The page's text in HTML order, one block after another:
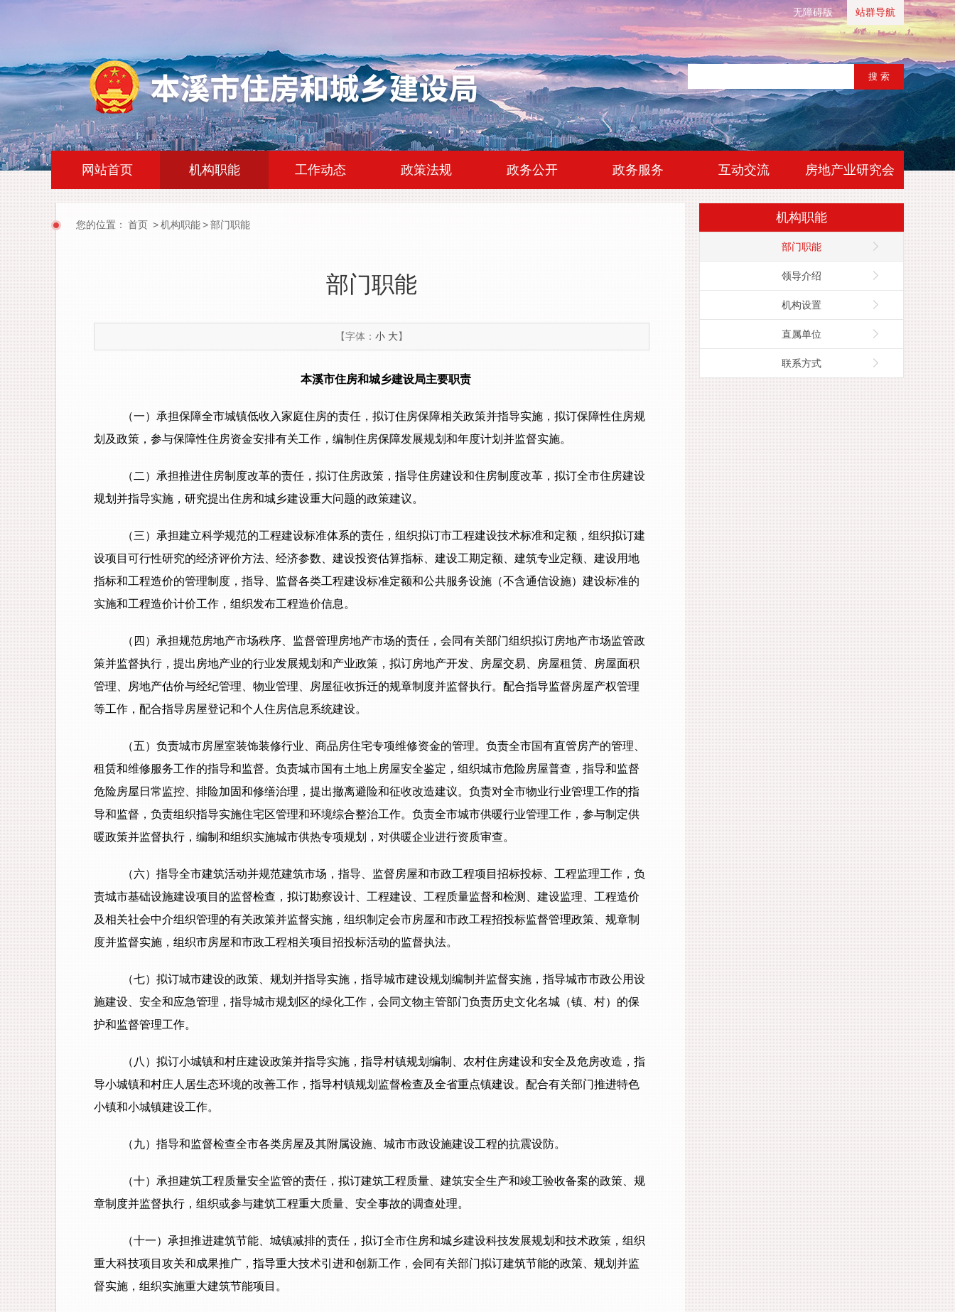
无障碍版 站群导航
网站首页 机构职能 工作动态 政策法规 政务公开 政务服务 互动交流 房地产业研究会
机构职能
部门职能
领导介绍
机构设置
直属单位
联系方式
您的位置： 首页 >机构职能>部门职能
部门职能
【字体： 小 大】
本溪市住房和城乡建设局主要职责
（一）承担保障全市城镇低收入家庭住房的责任，拟订住房保障相关政策并指导实施，拟订保障性住房规
划及政策，参与保障性住房资金安排有关工作，编制住房保障发展规划和年度计划并监督实施。
（二）承担推进住房制度改革的责任，拟订住房政策，指导住房建设和住房制度改革，拟订全市住房建设
规划并指导实施，研究提出住房和城乡建设重大问题的政策建议。
（三）承担建立科学规范的工程建设标准体系的责任，组织拟订市工程建设技术标准和定额，组织拟订建
设项目可行性研究的经济评价方法、经济参数、建设投资估算指标、建设工期定额、建筑专业定额、建设用地
指标和工程造价的管理制度，指导、监督各类工程建设标准定额和公共服务设施（不含通信设施）建设标准的
实施和工程造价计价工作，组织发布工程造价信息。
（四）承担规范房地产市场秩序、监督管理房地产市场的责任，会同有关部门组织拟订房地产市场监管政
策并监督执行，提出房地产业的行业发展规划和产业政策，拟订房地产开发、房屋交易、房屋租赁、房屋面积
管理、房地产估价与经纪管理、物业管理、房屋征收拆迁的规章制度并监督执行。配合指导监督房屋产权管理
等工作，配合指导房屋登记和个人住房信息系统建设。
（五）负责城市房屋室装饰装修行业、商品房住宅专项维修资金的管理。负责全市国有直管房产的管理、
租赁和维修服务工作的指导和监督。负责城市国有土地上房屋安全鉴定，组织城市危险房屋普查，指导和监督
危险房屋日常监控、排险加固和修缮治理，提出撤离避险和征收改造建议。负责对全市物业行业管理工作的指
导和监督，负责组织指导实施住宅区管理和环境综合整治工作。负责全市城市供暖行业管理工作，参与制定供
暖政策并监督执行，编制和组织实施城市供热专项规划，对供暖企业进行资质审查。
（六）指导全市建筑活动并规范建筑市场，指导、监督房屋和市政工程项目招标投标、工程监理工作，负
责城市基础设施建设项目的监督检查，拟订勘察设计、工程建设、工程质量监督和检测、建设监理、工程造价
及相关社会中介组织管理的有关政策并监督实施，组织制定会市房屋和市政工程招投标监督管理政策、规章制
度并监督实施，组织市房屋和市政工程相关项目招投标活动的监督执法。
（七）拟订城市建设的政策、规划并指导实施，指导城市建设规划编制并监督实施，指导城市市政公用设
施建设、安全和应急管理，指导城市规划区的绿化工作，会同文物主管部门负责历史文化名城（镇、村）的保
护和监督管理工作。
（八）拟订小城镇和村庄建设政策并指导实施，指导村镇规划编制、农村住房建设和安全及危房改造，指
导小城镇和村庄人居生态环境的改善工作，指导村镇规划监督检查及全省重点镇建设。配合有关部门推进特色
小镇和小城镇建设工作。
（九）指导和监督检查全市各类房屋及其附属设施、城市市政设施建设工程的抗震设防。
（十）承担建筑工程质量安全监管的责任，拟订建筑工程质量、建筑安全生产和竣工验收备案的政策、规
章制度并监督执行，组织或参与建筑工程重大质量、安全事故的调查处理。
（十一）承担推进建筑节能、城镇减排的责任，拟订全市住房和城乡建设科技发展规划和技术政策，组织
重大科技项目攻关和成果推广，指导重大技术引进和创新工作，会同有关部门拟订建筑节能的政策、规划并监
督实施，组织实施重大建筑节能项目。